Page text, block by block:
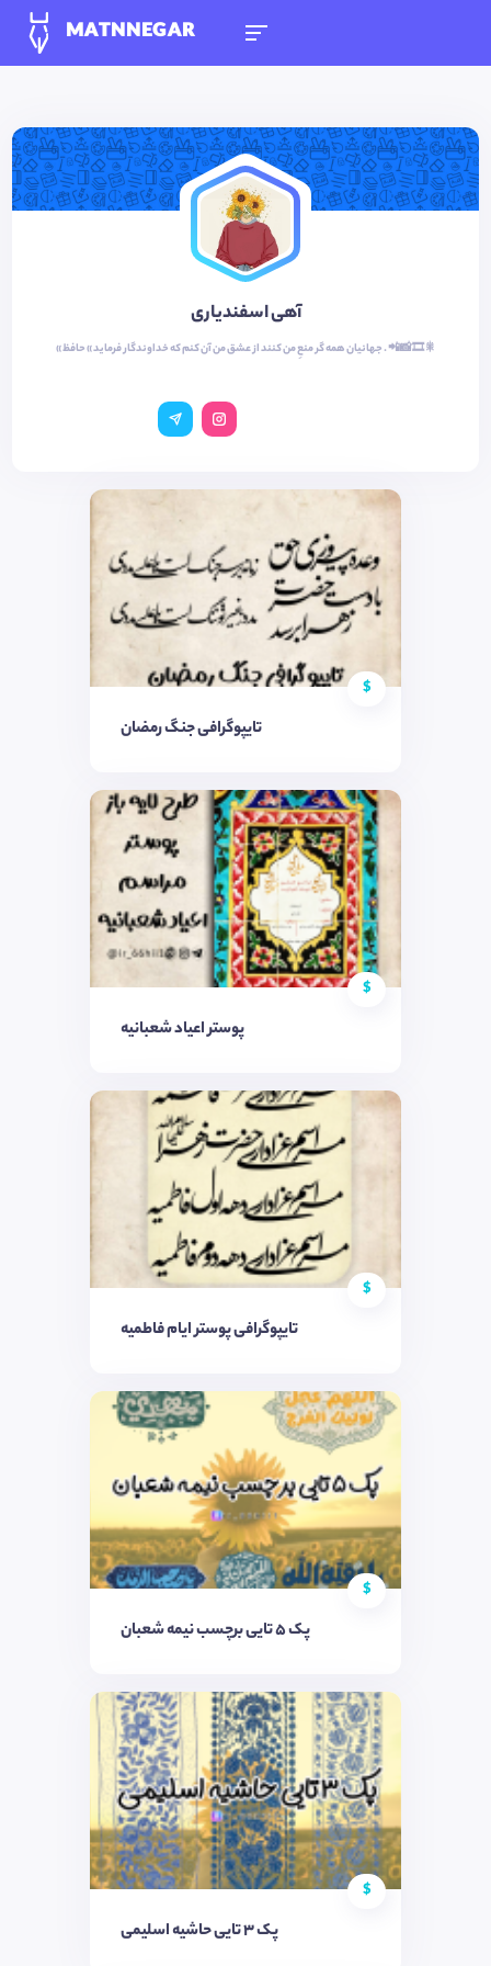
MATNNEGAR
آهی اسفندیاری
« جهانیان همه گر منعِ من کنند از عشق من آن کنم که خداوندگار فرماید » حافظ . 📲📸🎞🎇
$
تایپوگرافی جنگ رمضان
$
پوستر اعیاد شعبانیه
$
تایپوگرافی پوستر ایام فاطمیه
$
پک ۵ تایی برچسب نیمه شعبان
$
پک ۳ تایی حاشیه اسلیمی